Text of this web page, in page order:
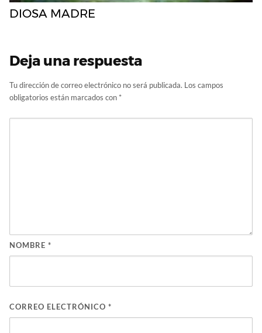
DIOSA MADRE
Deja una respuesta
Tu dirección de correo electrónico no será publicada. Los campos
obligatorios están marcados con *
NOMBRE *
CORREO ELECTRÓNICO *